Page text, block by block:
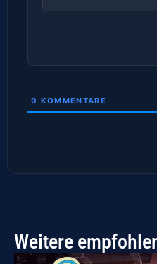
0 KOMMENTARE
Weitere